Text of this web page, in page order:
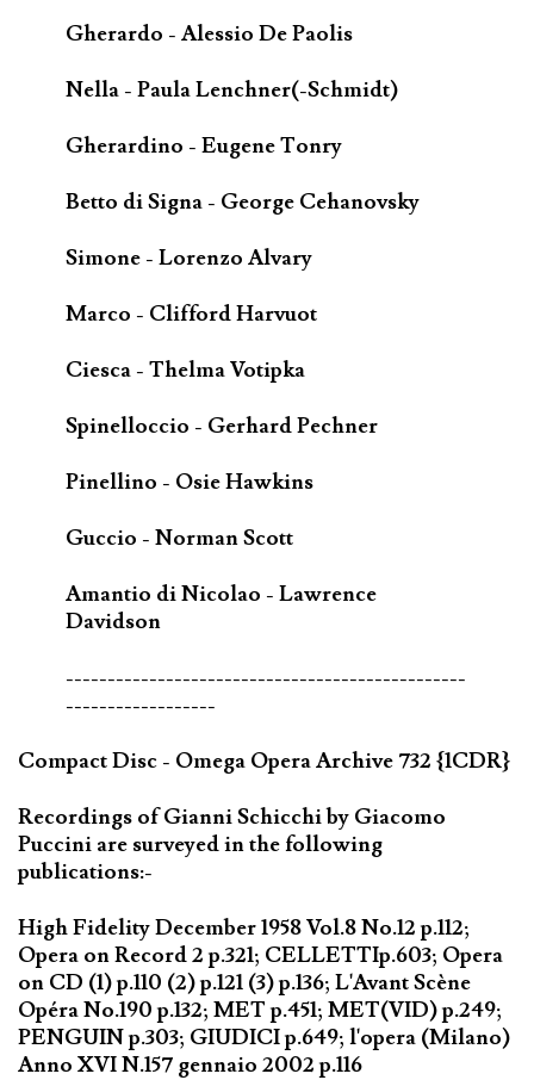
Gherardo - Alessio De Paolis
Nella - Paula Lenchner(-Schmidt)
Gherardino - Eugene Tonry
Betto di Signa - George Cehanovsky
Simone - Lorenzo Alvary
Marco - Clifford Harvuot
Ciesca - Thelma Votipka
Spinelloccio - Gerhard Pechner
Pinellino - Osie Hawkins
Guccio - Norman Scott
Amantio di Nicolao - Lawrence
Davidson
------------------------------------------------
------------------
Compact Disc - Omega Opera Archive 732 {1CDR}
Recordings of Gianni Schicchi by Giacomo
Puccini are surveyed in the following
publications:-
High Fidelity December 1958 Vol.8 No.12 p.112;
Opera on Record 2 p.321; CELLETTIp.603; Opera
on CD (1) p.110 (2) p.121 (3) p.136; L'Avant Scène
Opéra No.190 p.132; MET p.451; MET(VID) p.249;
PENGUIN p.303; GIUDICI p.649; l'opera (Milano)
Anno XVI N.157 gennaio 2002 p.116